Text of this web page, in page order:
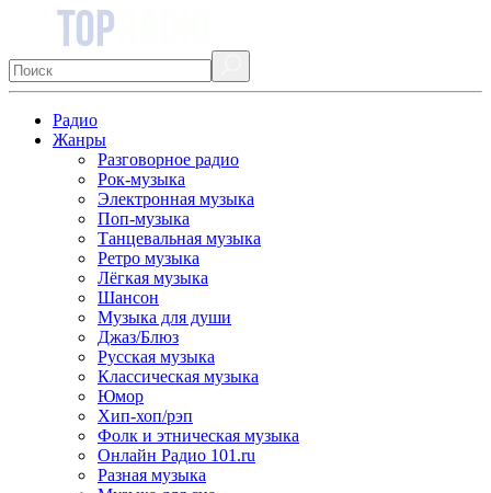
Радио
Жанры
Разговорное радио
Рок-музыка
Электронная музыка
Поп-музыка
Танцевальная музыка
Ретро музыка
Лёгкая музыка
Шансон
Музыка для души
Джаз/Блюз
Русская музыка
Классическая музыка
Юмор
Хип-хоп/рэп
Фолк и этническая музыка
Онлайн Радио 101.ru
Разная музыка